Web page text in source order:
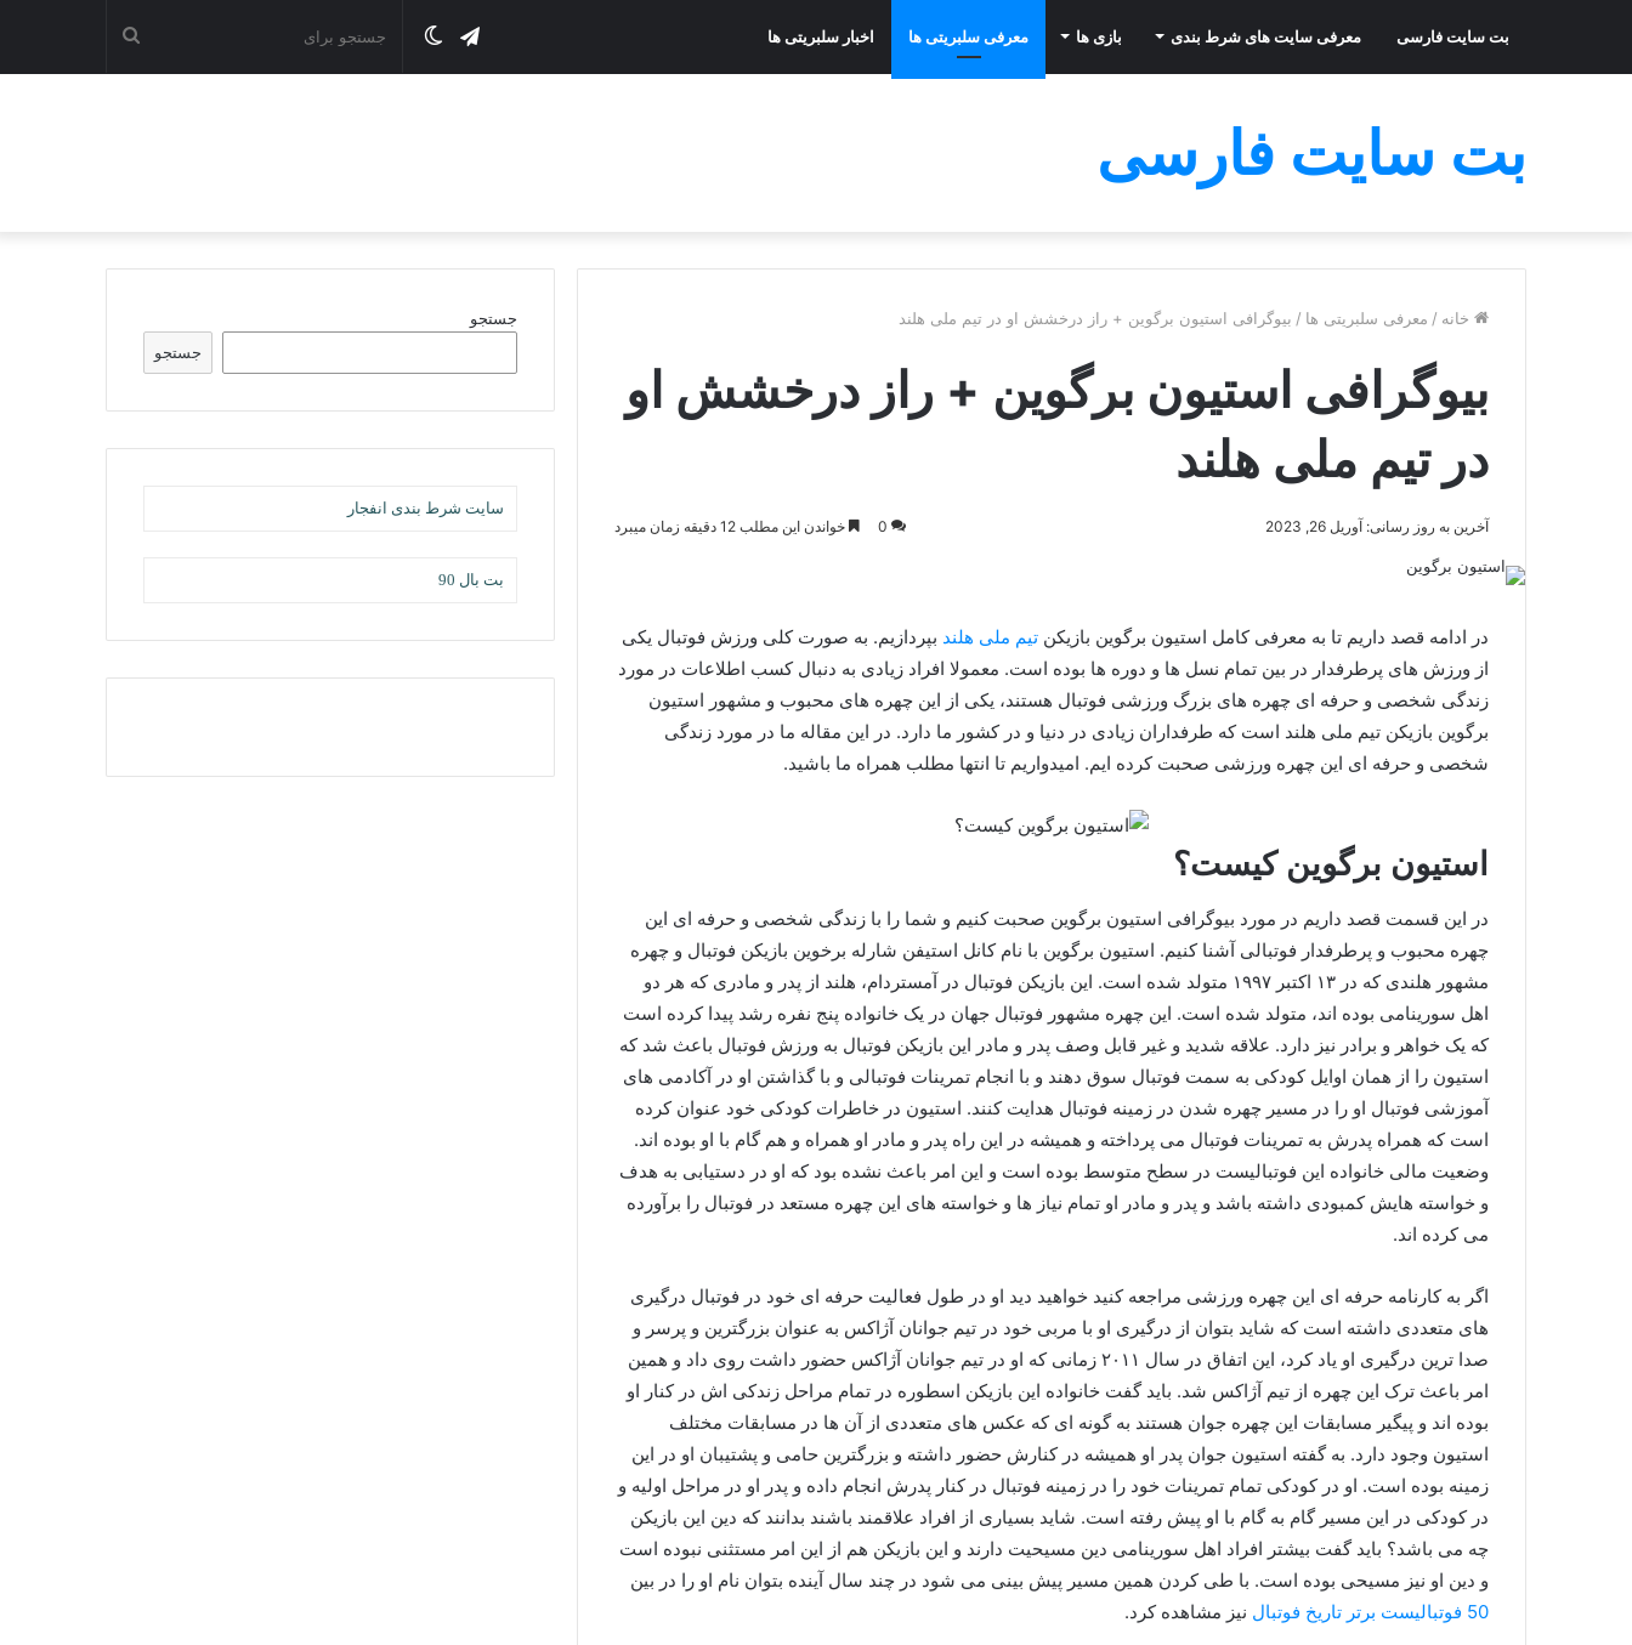
بت سایت فارسی معرفی سایت های شرط بندی بازی ها معرفی سلبریتی ها اخبار سلبریتی ها جستجو تغییرتلگرام
بت سایت فارسی
خانه / معرفی سلبریتی ها / بیوگرافی استیون برگوین + راز درخشش او در تیم ملی هلند
بیوگرافی استیون برگوین + راز درخشش او
در تیم ملی هلند
آخرین به روز رسانی: آوریل 26, 2023 0 خواندن این مطلب 12 دقیقه زمان میبرد
در ادامه قصد داریم تا به معرفی کامل استیون برگوین بازیکن تیم ملی هلند بپردازیم. به صورت کلی ورزش فوتبال یکی
از ورزش های پرطرفدار در بین تمام نسل‌ ها و دوره ها بوده است. معمولا افراد زیادی به دنبال کسب اطلاعات در مورد
زندگی شخصی و حرفه ای چهره های بزرگ ورزشی فوتبال هستند، یکی از این چهره های محبوب و مشهور استیون
برگوین بازیکن تیم ملی هلند است که طرفداران زیادی در دنیا و در کشور ما دارد. در این مقاله ما در مورد زندگی
شخصی و حرفه ای این چهره ورزشی صحبت کرده ایم. امیدواریم تا انتها مطلب همراه ما باشید.
استیون برگوین کیست؟
در این قسمت قصد داریم در مورد بیوگرافی استیون برگوین صحبت کنیم و شما را با زندگی شخصی و حرفه ای این
چهره محبوب و پرطرفدار فوتبالی آشنا کنیم. استیون برگوین با نام کانل استیفن شارله برخوین بازیکن فوتبال و چهره
مشهور هلندی که در ۱۳ اکتبر ۱۹۹۷ متولد شده است. این بازیکن فوتبال در آمستردام، هلند از پدر و مادری که هر دو
اهل سورینامی بوده اند، متولد شده است. این چهره مشهور فوتبال جهان در یک خانواده پنج نفره رشد پیدا کرده است
که یک خواهر و برادر نیز دارد. علاقه شدید و غیر قابل وصف پدر و مادر این بازیکن فوتبال به ورزش فوتبال باعث شد که
استیون را از همان اوایل کودکی به سمت فوتبال سوق دهند و با انجام تمرینات فوتبالی و با گذاشتن او در آکادمی‌ های
آموزشی فوتبال او را در مسیر چهره شدن در زمینه فوتبال هدایت کنند. استیون در خاطرات کودکی خود عنوان کرده
است که همراه پدرش به تمرینات فوتبال می‌ پرداخته و همیشه در این راه پدر و مادر او همراه و هم گام با او بوده اند.
وضعیت مالی خانواده این فوتبالیست در سطح متوسط بوده است و این امر باعث نشده بود که او در دستیابی به هدف
و خواسته هایش کمبودی داشته باشد و پدر و مادر او تمام نیاز ها و خواسته های این چهره مستعد در فوتبال را برآورده
می کرده اند.
اگر به کارنامه حرفه ای این چهره ورزشی مراجعه کنید خواهید دید او در طول فعالیت حرفه ای خود در فوتبال درگیری
های متعددی داشته است که شاید بتوان از درگیری او با مربی خود در تیم جوانان آژاکس به عنوان بزرگترین و پرسر و
صدا ترین درگیری او یاد کرد، این اتفاق در سال ۲۰۱۱ زمانی که او در تیم جوانان آژاکس حضور داشت روی داد و همین
امر باعث ترک این چهره از تیم آژاکس شد. باید گفت خانواده این بازیکن اسطوره در تمام مراحل زندکی اش در کنار او
بوده اند و پیگیر مسابقات این چهره جوان هستند به گونه ای که عکس های متعددی از آن ها در مسابقات مختلف
استیون وجود دارد. به گفته استیون جوان پدر او همیشه در کنارش حضور داشته و بزرگترین حامی و پشتیبان او در این
زمینه بوده است. او در کودکی تمام تمرینات خود را در زمینه فوتبال در کنار پدرش انجام داده و پدر او در مراحل اولیه و
در کودکی در این مسیر گام به گام با او پیش رفته است. شاید بسیاری از افراد علاقمند باشند بدانند که دین این بازیکن
چه می باشد؟ باید گفت بیشتر افراد اهل سورینامی دین مسیحیت دارند و این بازیکن هم از این امر مستثنی نبوده است
و دین او نیز مسیحی بوده است. با طی کردن همین مسیر پیش بینی می شود در چند سال آینده بتوان نام او را در بین
50 فوتبالیست برتر تاریخ فوتبال
نیز مشاهده کرد.
جستجو
جستجو
سایت شرط بندی انفجار
بت بال 90